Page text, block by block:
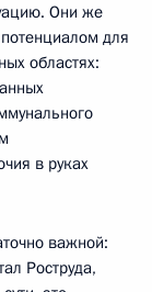
Они же
для
областях:
в руках
важной:
Роструда,